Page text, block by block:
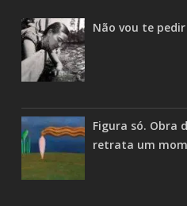
Não vou te
Figura só. Obra
retrata um